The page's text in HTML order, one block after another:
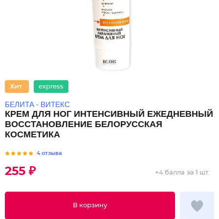
express
БЕЛИТА - ВИТЕКС
КРЕМ ДЛЯ НОГ ИНТЕНСИВНЫЙ ЕЖЕДНЕВНЫЙ
ВОССТАНОВЛЕНИЕ БЕЛОРУССКАЯ
КОСМЕТИКА
4 отзыва
255 ₽
В корзину
+4 балла за 1 шт.